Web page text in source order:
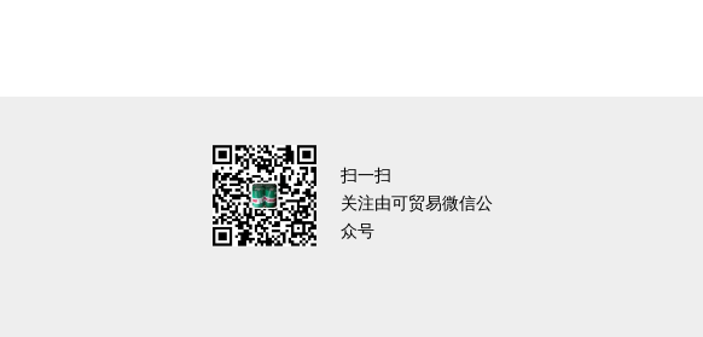
扫一扫
关注由可贸易微信公
众号